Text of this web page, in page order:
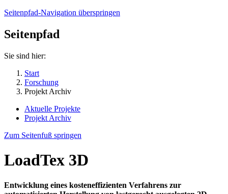
Seitenpfad-Navigation überspringen
Seitenpfad
Sie sind hier:
Start
Forschung
Projekt Archiv
Aktuelle Projekte
Projekt Archiv
Zum Seitenfuß springen
LoadTex 3D
Entwicklung eines kosteneffizienten Verfahrens zur